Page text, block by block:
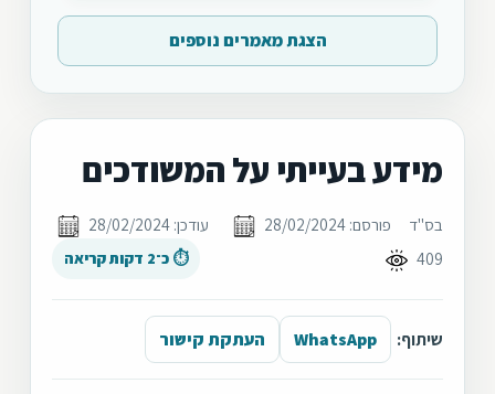
הצגת מאמרים נוספים
מידע בעייתי על המשודכים
בס"ד פורסם: 28/02/2024
עודכן: 28/02/2024
409
⏱ כ־2 דקות קריאה
שיתוף: WhatsApp העתקת קישור